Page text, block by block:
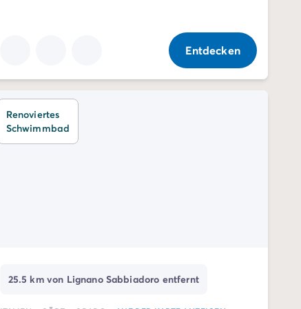
Entdecken
Renoviertes
Schwimmbad
25.5 km von Lignano Sabbiadoro entfernt